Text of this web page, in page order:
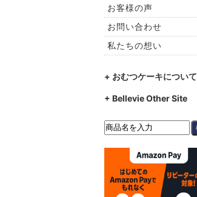
お客様の声
お問い合わせ
私たちの想い
+ おむつケーキについて
+ Bellevie Other Site